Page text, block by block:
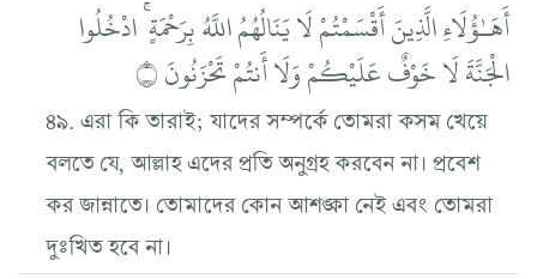
أَهَـٰؤُلَاءِ الَّذِينَ أَقْسَمْتُمْ لَا يَنَالُهُمُ اللَّهُ بِرَحْمَةٍ ۚ ادْخُلُوا
الْجَنَّةَ لَا خَوْفٌ عَلَيْكُمْ وَلَا أَنتُمْ تَحْزَنُونَ ۝
৪৯. এরা কি তারাই; যাদের সম্পর্কে তোমরা কসম খেয়ে
বলতে যে, আল্লাহ এদের প্রতি অনুগ্রহ করবেন না। প্রবেশ
কর জান্নাতে। তোমাদের কোন আশঙ্কা নেই এবং তোমরা
দুঃখিত হবে না।